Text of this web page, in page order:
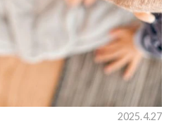
2025.4.27